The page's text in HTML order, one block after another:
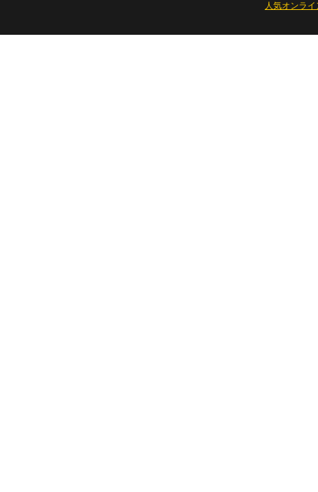
人気オンラ